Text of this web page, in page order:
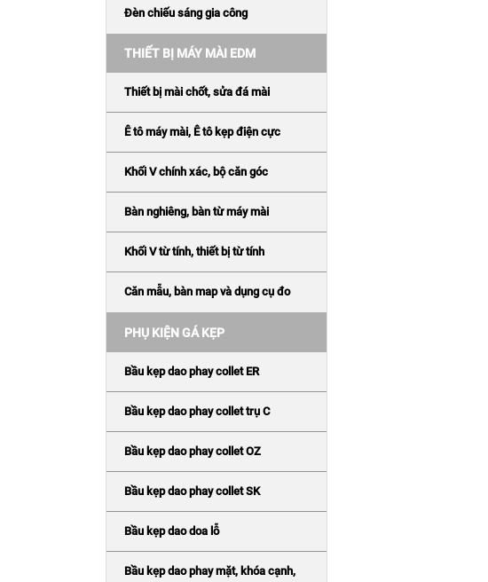
Đèn chiếu sáng gia công
THIẾT BỊ MÁY MÀI EDM
Thiết bị mài chốt, sửa đá mài
Ê tô máy mài, Ê tô kẹp điện cực
Khối V chính xác, bộ căn góc
Bàn nghiêng, bàn từ máy mài
Khối V từ tính, thiết bị từ tính
Căn mẫu, bàn map và dụng cụ đo
PHỤ KIỆN GÁ KẸP
Bầu kẹp dao phay collet ER
Bầu kẹp dao phay collet trụ C
Bầu kẹp dao phay collet OZ
Bầu kẹp dao phay collet SK
Bầu kẹp dao doa lỗ
Bầu kẹp dao phay mặt, khóa cạnh,